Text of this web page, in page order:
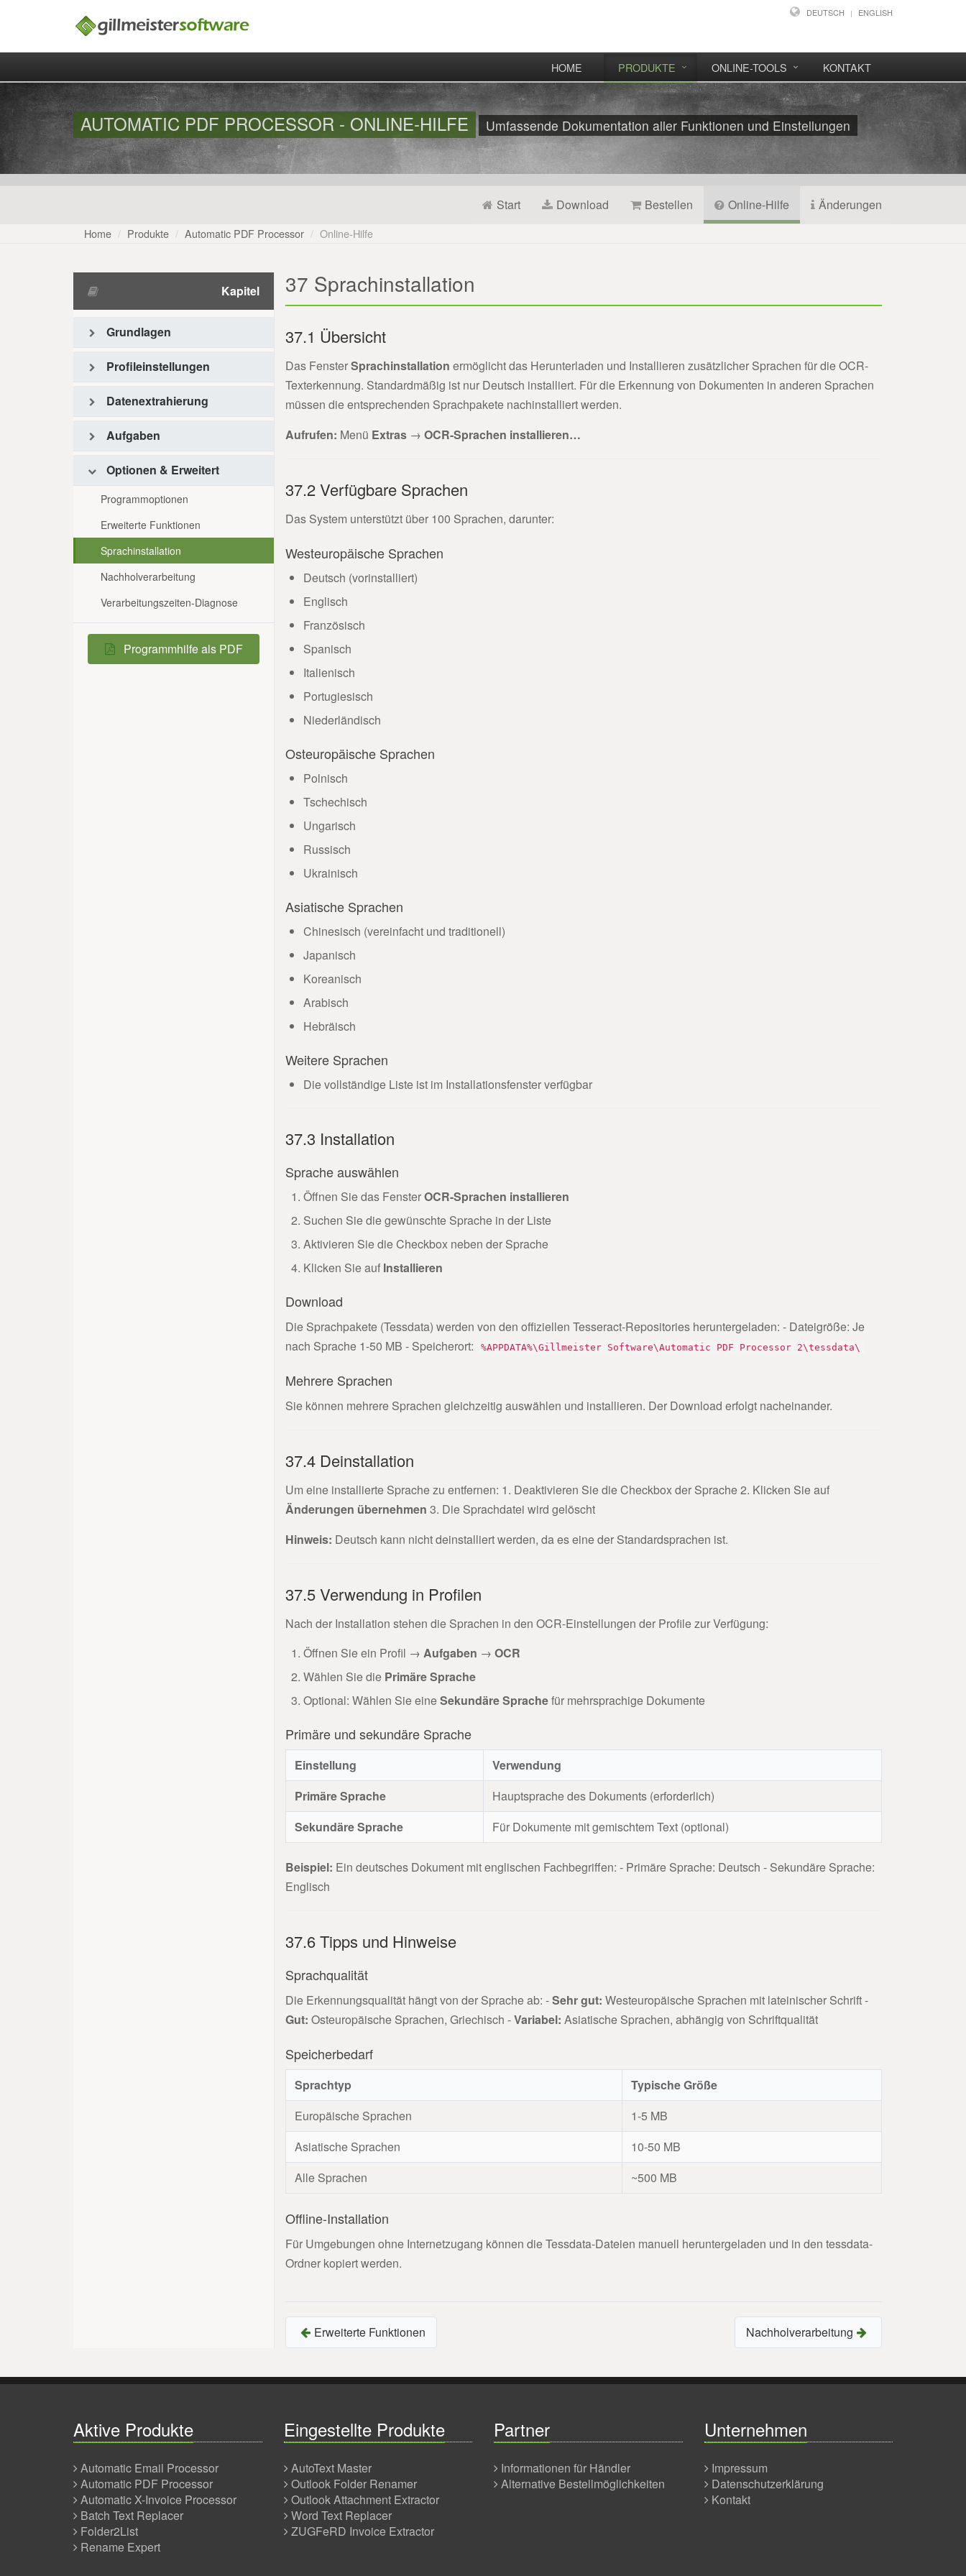
DEUTSCH ENGLISH
HOME PRODUKTE ONLINE-TOOLS KONTAKT
AUTOMATIC PDF PROCESSOR - ONLINE-HILFE Umfassende Dokumentation aller Funktionen und Einstellungen
Start Download Bestellen Online-Hilfe Änderungen
Home Produkte Automatic PDF Processor Online-Hilfe
Kapitel
Grundlagen
Einführung
Hauptmenü
Profilliste
Log-Werkzeugleiste
Log-Liste
Profileinstellungen
Profileinstellungen
Filter
Datenextrahierung
Extrahierungsregeln
Aufgaben
Aufgaben-Übersicht
Datei umbenennen
Datei verschieben
Datei löschen
E-Mail versenden
PDFs zusammenführen
Optionen & Erweitert
Programmoptionen
Erweiterte Funktionen
Sprachinstallation
Nachholverarbeitung
Verarbeitungszeiten-Diagnose
Programmhilfe als PDF
37 Sprachinstallation
37.1 Übersicht
Das FensterSprachinstallation ermöglicht das Herunterladen und Installieren zusätzlicher Sprachen für die OCR-
Texterkennung. Standardmäßig ist nur Deutsch installiert. Für die Erkennung von Dokumenten in anderen Sprachen
müssen die entsprechenden Sprachpakete nachinstalliert werden.
Aufrufen: Menü Extras → OCR-Sprachen installieren…
37.2 Verfügbare Sprachen
Das System unterstützt über 100 Sprachen, darunter:
Westeuropäische Sprachen
Deutsch (vorinstalliert)
Englisch
Französisch
Spanisch
Italienisch
Portugiesisch
Niederländisch
Osteuropäische Sprachen
Polnisch
Tschechisch
Ungarisch
Russisch
Ukrainisch
Asiatische Sprachen
Chinesisch (vereinfacht und traditionell)
Japanisch
Koreanisch
Arabisch
Hebräisch
Weitere Sprachen
Die vollständige Liste ist im Installationsfenster verfügbar
37.3 Installation
Sprache auswählen
Öffnen Sie das FensterOCR-Sprachen installieren
Suchen Sie die gewünschte Sprache in der Liste
Aktivieren Sie die Checkbox neben der Sprache
Klicken Sie auf Installieren
Download
Die Sprachpakete (Tessdata) werden von den offiziellen Tesseract-Repositories heruntergeladen: - Dateigröße: Je
nach Sprache 1-50 MB - Speicherort:
%APPDATA%\Gillmeister Software\Automatic PDF Processor 2\tessdata\
Mehrere Sprachen
Sie können mehrere Sprachen gleichzeitig auswählen und installieren. Der Download erfolgt nacheinander.
37.4 Deinstallation
Um eine installierte Sprache zu entfernen: 1. Deaktivieren Sie die Checkbox der Sprache 2. Klicken Sie auf
Änderungen übernehmen 3. Die Sprachdatei wird gelöscht
Hinweis: Deutsch kann nicht deinstalliert werden, da es eine der Standardsprachen ist.
37.5 Verwendung in Profilen
Nach der Installation stehen die Sprachen in den OCR-Einstellungen der Profile zur Verfügung:
Öffnen Sie ein Profil → Aufgaben → OCR
Wählen Sie die Primäre Sprache
Optional: Wählen Sie eineSekundäre Sprachefür mehrsprachige Dokumente
Primäre und sekundäre Sprache
Einstellung
Verwendung
Primäre Sprache
Hauptsprache des Dokuments (erforderlich)
Sekundäre Sprache
Für Dokumente mit gemischtem Text (optional)
Beispiel: Ein deutsches Dokument mit englischen Fachbegriffen: - Primäre Sprache: Deutsch - Sekundäre Sprache:
Englisch
37.6 Tipps und Hinweise
Sprachqualität
Die Erkennungsqualität hängt von der Sprache ab: -Sehr gut: Westeuropäische Sprachen mit lateinischer Schrift -
Gut: Osteuropäische Sprachen, Griechisch -Variabel: Asiatische Sprachen, abhängig von Schriftqualität
Speicherbedarf
Sprachtyp
Typische Größe
Europäische Sprachen
1-5 MB
Asiatische Sprachen
10-50 MB
Alle Sprachen
~500 MB
Offline-Installation
Für Umgebungen ohne Internetzugang können die Tessdata-Dateien manuell heruntergeladen und in den tessdata-
Ordner kopiert werden.
Erweiterte Funktionen Nachholverarbeitung
Aktive Produkte
Automatic Email Processor
Automatic PDF Processor
Automatic X-Invoice Processor
Batch Text Replacer
Folder2List
Rename Expert
Eingestellte Produkte
AutoText Master
Outlook Folder Renamer
Outlook Attachment Extractor
Word Text Replacer
ZUGFeRD Invoice Extractor
Partner
Informationen für Händler
Alternative Bestellmöglichkeiten
Unternehmen
Impressum
Datenschutzerklärung
Kontakt